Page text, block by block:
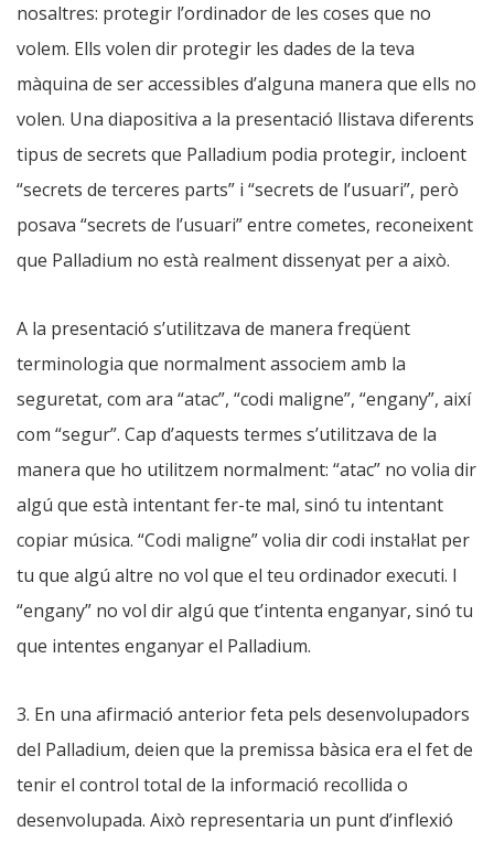
nosaltres: protegir l’ordinador de les coses que no
volem. Ells volen dir protegir les dades de la teva
màquina de ser accessibles d’alguna manera que ells no
volen. Una diapositiva a la presentació llistava diferents
tipus de secrets que Palladium podia protegir, incloent
“secrets de terceres parts” i “secrets de l’usuari”, però
posava “secrets de l’usuari” entre cometes, reconeixent
que Palladium no està realment dissenyat per a això.
A la presentació s’utilitzava de manera freqüent
terminologia que normalment associem amb la
seguretat, com ara “atac”, “codi maligne”, “engany”, així
com “segur”. Cap d’aquests termes s’utilitzava de la
manera que ho utilitzem normalment: “atac” no volia dir
algú que està intentant fer-te mal, sinó tu intentant
copiar música. “Codi maligne” volia dir codi instal·lat per
tu que algú altre no vol que el teu ordinador executi. I
“engany” no vol dir algú que t’intenta enganyar, sinó tu
que intentes enganyar el Palladium.
3. En una afirmació anterior feta pels desenvolupadors
del Palladium, deien que la premissa bàsica era el fet de
tenir el control total de la informació recollida o
desenvolupada. Això representaria un punt d’inflexió